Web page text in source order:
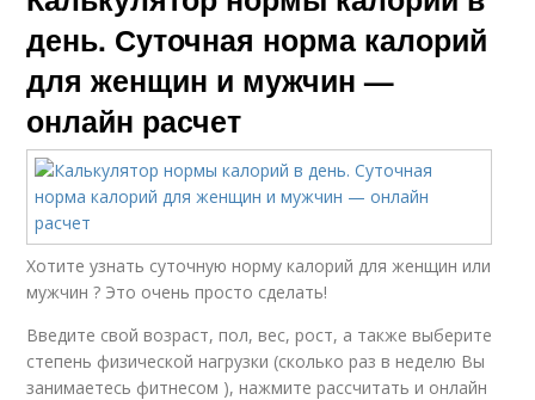
день. Суточная норма калорий
для женщин и мужчин —
онлайн расчет
Хотите узнать суточную норму калорий для женщин или
мужчин ? Это очень просто сделать!
Введите свой возраст, пол, вес, рост, а также выберите
степень физической нагрузки (сколько раз в неделю Вы
занимаетесь фитнесом ), нажмите рассчитать и онлайн